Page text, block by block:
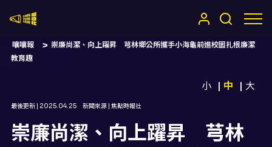
嚷嚷報
崇廉尚潔、向上躍昇 芎林鄉公所攜手小海龜前進校園扎根廉潔
教育趣
小 中 大
最後更新 | 2025.04.25 新聞來源 | 焦點時報社
崇廉尚潔、向上躍昇 芎林